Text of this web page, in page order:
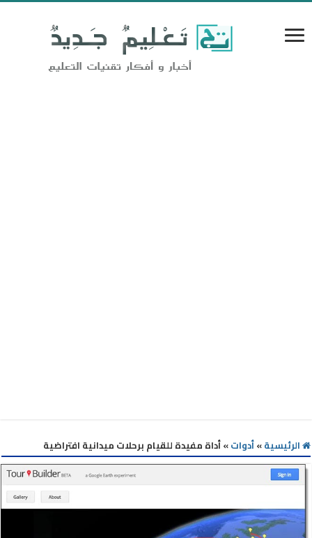
الرئيسية»أدوات»أداة مفيدة للقيام برحلات ميدانية افتراضية